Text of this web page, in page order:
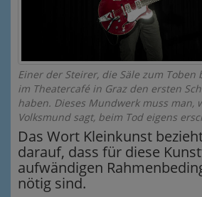
Einer der Steirer, die Säle zum
im Theatercafé in Graz den ersten
haben. Dieses Mundwerk muss man,
Volksmund sagt, beim Tod eigens
Das Wort Kleinkunst
darauf, dass für diese
aufwändigen
nötig sind.